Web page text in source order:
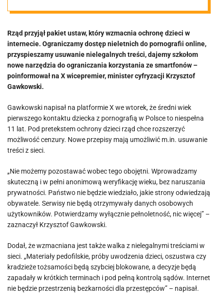
nowe przepisy
pod pretekstem
ochrony dzieci
Rząd przyjął pakiet ustaw, który wzmacnia ochronę dzieci w
internecie. Ograniczamy dostęp nieletnich do pornografii online,
przyspieszamy usuwanie nielegalnych treści, dajemy szkołom
nowe narzędzia do ograniczania korzystania ze smartfonów –
poinformował na X wicepremier, minister cyfryzacji Krzysztof
Gawkowski.
Gawkowski napisał na platformie X we wtorek, że średni wiek
pierwszego kontaktu dziecka z pornografią w Polsce to niespełna
11 lat. Pod pretekstem ochrony dzieci rząd chce rozszerzyć
możliwość cenzury. Nowe przepisy mają umożliwić m.in. usuwanie
treści z sieci.
„Nie możemy pozostawać wobec tego obojętni. Wprowadzamy
skuteczną i w pełni anonimową weryfikację wieku, bez naruszania
prywatności. Państwo nie będzie wiedziało, jakie strony odwiedzają
obywatele. Serwisy nie będą otrzymywały danych osobowych
użytkowników. Potwierdzamy wyłącznie pełnoletność, nic więcej” –
zaznaczył Krzysztof Gawkowski.
Dodał, że wzmacniana jest także walka z nielegalnymi treściami w
sieci. „Materiały pedofilskie, próby uwodzenia dzieci, oszustwa czy
kradzieże tożsamości będą szybciej blokowane, a decyzje będą
zapadały w krótkich terminach i pod pełną kontrolą sądów. Internet
nie będzie przestrzenią bezkarności dla przestępców” – napisał.